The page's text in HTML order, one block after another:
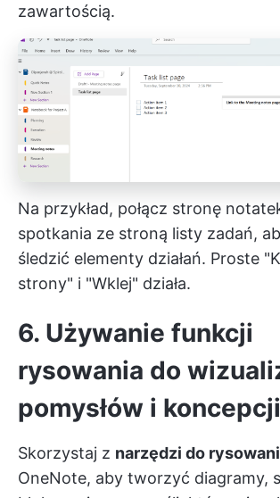
zawartością.
Na przykład, połącz stronę
spotkania ze stroną listy zadań,
śledzić elementy działań. Proste
strony" i "Wklej" działa.
6. Używanie funkcji
rysowania do
pomysłów i koncepcji
Skorzystaj z narzędzi do
OneNote, aby tworzyć diagramy,